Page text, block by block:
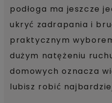
podłoga ma jeszcze
ukryć zadrapania i
praktycznym
dużym natężeniu
domowych oznacza
lubisz robić